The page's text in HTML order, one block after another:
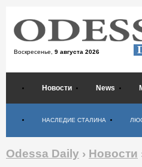
Воскресенье, 9 августа 2026
Новости News
НАСЛЕДИЕ СТАЛИНА
Odessa Daily › Новости